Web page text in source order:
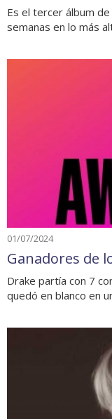
Es el tercer álbum
semanas en lo más
01/07/2024
Ganadores de
Drake partía con 7
quedó en blanco en